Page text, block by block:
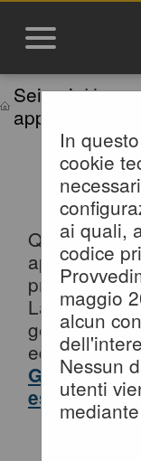
Sei qui: Home
appaltante
In
cookie
ai quali,
codice
maggio
alcun
Nessun
utenti
SA
Questa
applicativi
Lavori,
gestione
ed
Gli
esclusivo